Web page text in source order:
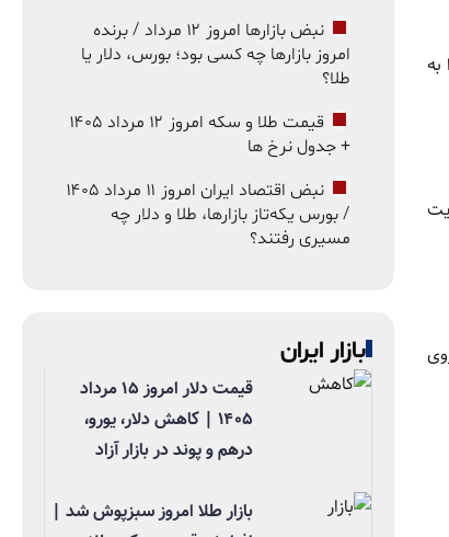
نبض بازارها امروز ۱۲ مرداد / برنده
امروز بازارها چه کسی بود؛ بورس، دلار یا
طلا؟
قیمت طلا و سکه امروز ۱۲ مرداد ۱۴۰۵
+ جدول نرخ ها
نبض اقتصاد ایران امروز ۱۱ مرداد ۱۴۰۵
/ بورس یکه‌تاز بازارها، طلا و دلار چه
مسیری رفتند؟
بازار ایران
قیمت دلار امروز ۱۵ مرداد
۱۴۰۵ | کاهش دلار، یورو،
درهم و پوند در بازار آزاد
بازار طلا امروز سبزپوش شد |